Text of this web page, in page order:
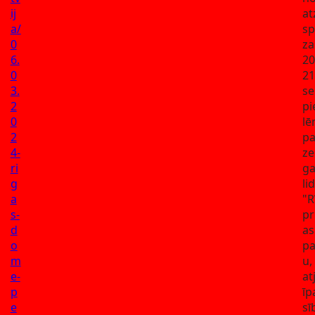
ij
a/
0
6.
0
3.
2
0
2
4-
ri
g
a
s-
d
o
m
e-
p
e
as